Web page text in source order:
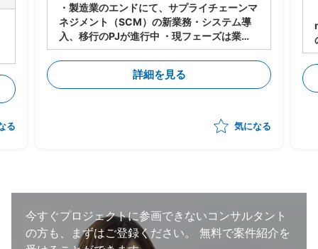
る
・製造業のエンドにて、サプライチェーンマ
ネジメント（SCM）の新業務・システム導
入、移行のPJが進行中 ・現フェーズは業
務・システムの設計は進行中 ・今後各サプ
ライヤーに導入・対応してもらうにあたり、
下記のタスクの支援をいただく想定 -メー
カー⇔サプライヤーの依頼/QA事項の管理
案、決定の支援） -サプライヤー側の進捗
状況把握、報告 ・状況によっては弊社が担
働20～30％想定
詳細を見る
気になる
今すぐプロジェクトに参画できないコンサルタント
の方も、まずはご登録ください。
無料で案件紹介を